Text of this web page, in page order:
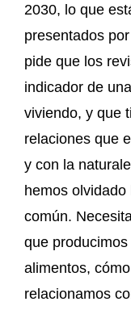
2030, lo que
presentados
pide que los
indicador de
viviendo, y que
relaciones que
y con la
hemos
común.
que
alimentos,
relacionamos